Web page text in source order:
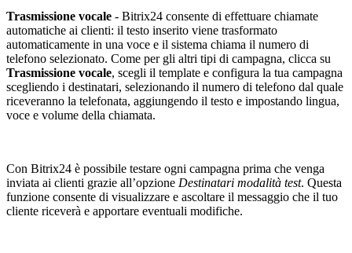
Trasmissione vocale - Bitrix24 consente di effettuare chiamate
automatiche ai clienti: il testo inserito viene trasformato
automaticamente in una voce e il sistema chiama il numero di
telefono selezionato. Come per gli altri tipi di campagna, clicca su
Trasmissione vocale, scegli il template e configura la tua campagna
scegliendo i destinatari, selezionando il numero di telefono dal quale
riceveranno la telefonata, aggiungendo il testo e impostando lingua,
voce e volume della chiamata.
Con Bitrix24 è possibile testare ogni campagna prima che venga
inviata ai clienti grazie all’opzione Destinatari modalità test. Questa
funzione consente di visualizzare e ascoltare il messaggio che il tuo
cliente riceverà e apportare eventuali modifiche.